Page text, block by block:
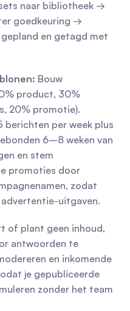
naar bibliotheek →
goedkeuring →
en getagd met
Bouw
product, 30%
20% promotie).
per week plus
6–8 weken van
en stem
promoties door
zodat
advertentie-uitgaven.
of plant geen inhoud,
antwoorden te
en inkomende
je gepubliceerde
zonder het team